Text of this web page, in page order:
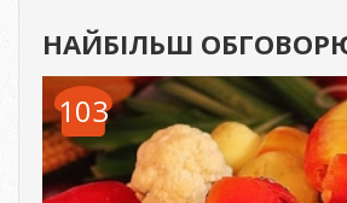
НАЙБІЛЬШ
103